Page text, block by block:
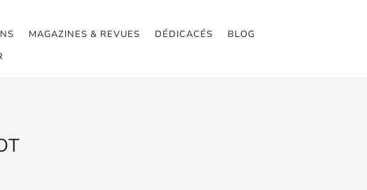
MAGAZINES & REVUES DÉDICACÉS
BLOG